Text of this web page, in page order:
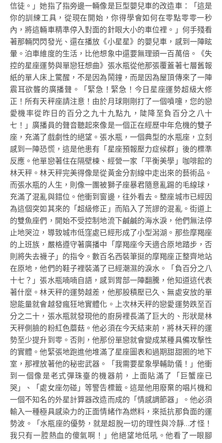
信徒。」她指了指旁邊一輛像是巨型嬰兒車的改造車：「這是
你的訓練工具，從現在開始，你得學會如何在零點零零一秒
內，將這輛車精準停入對面的針眼大小的車位裡。」何手殘看
著那輛閃閃發光、還在播放《小星星》的嬰兒車，感到一陣眩
暈。泊車維度的生活，比他想象中還要無理頭一百萬倍。《失
控的星座運勢與單戀狂想曲》張水瓶從他那張覆蓋著七層舊報
紙的單人床上驚醒，不是因為鬧鐘，而是因為屋頂傳來了一陣
震耳欲聾的廣播聲。「緊急！緊急！今日星座運勢超級大修
正！所有天秤座請注意！由於月球剛剛打了一個噴嚏，您的戀
愛機率從昨日的百分之九十九點九，陡降至負百分之八十
七！」廣播員的聲音聽起來像是一個正在經歷中年危機的雙子
座，充滿了戲劇性的絕望。張水瓶，一個典型的水瓶座，立刻
感到一陣恐慌，這是他患有「星座預報壓力症候群」後的標準
反應。他單戀著住在隔壁棟、經營一家「平衡美學」咖啡館的
林天秤。林天秤完美得像是從黃金分割線中走出來的藝術品。
而張水瓶的人生，則像一團被獅子座暴君隨意亂踢的毛線球，
充滿了混亂與錯位。他衝到窗邊，往外看去。整座城市已經因
為這個突如其來的「超級修正」而陷入了荒謬的混亂。街道上
的雙魚座們，開始不受控制地流下鹹鹹的海水淚，他們無法停
止地哭泣，導致城市低窪處已經形成了小型潟湖。那些摩羯座
的上班族，嚴格遵守著廣播中「摩羯座今天適合原地踏步，否
則將失去襪子」的指令。數百名西裝筆挺的摩羯座正整齊地站
在原地，他們的鞋子裡裝滿了已經潮濕的淚水。「負百分之八
十七？」張水瓶喃喃自語，感到胃部一陣翻騰，他知道這代表
著什麼。林天秤的運勢越差，他那股積壓已久、無處安放的單
戀能量就會越發瘋狂地實體化。上次林天秤的戀愛運勢跌至百
分之二十，張水瓶就發現他的廚房裡長滿了巨大的、形狀是林
天秤側臉的粉紅色蘑菇。他必須在今天結束前，將林天秤的運
勢至少提升到零。否則，他那份單戀就會變成某種具備攻擊性
的實體。他緊張地跑進他堆滿了星座圖表和過期甜甜圈的地下
室，那裡放著他的秘密武器。「我需要星象學輔助儀！」他衝
到一個像是老式彈珠臺的機器前，上面貼滿了「巨蟹座已
哭」、「處女座勿碰」等警告標籤。這是他用廢棄的唱片機和
一個不知名的外星計算器改造而成的「情感調節器」。他必須
輸入一種極具感染力的正面情緒作為燃料，來抵抗那負面的運
勢波。「水瓶座的優勢，就是超脫一切的理性與冷靜…才怪！
我只有一腔熱血的傻氣啊！」他絕望地低吼。他看了一眼腳